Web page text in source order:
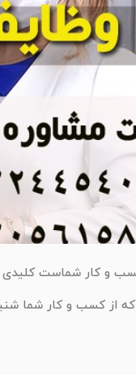
و کار شماست کلیدی
از کسب و کار شما